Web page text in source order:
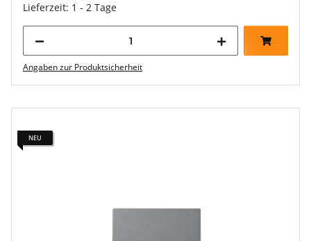
Lieferzeit: 1 - 2 Tage
Angaben zur Produktsicherheit
NEU